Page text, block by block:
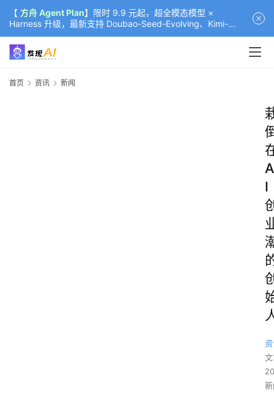
【 方舟 Agent Plan】限时 9.9 元起，超全模态模型 ×
Harness 升级，最新支持 Doubao-Seed-Evolving、Kimi-
K3（部分）、GLM-5.2
首页 资讯 新闻
A
I